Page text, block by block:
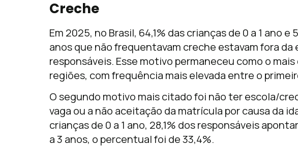
Creche
Em 2025, no Brasil, 64,1% das crianças de 0 a 1 ano e
anos que não frequentavam creche estavam fora da
responsáveis. Esse motivo permaneceu como o
regiões, com frequência mais elevada entre o
O segundo motivo mais citado foi não ter escola/
vaga ou a não aceitação da matrícula por causa da
crianças de 0 a 1 ano, 28,1% dos responsáveis
a 3 anos, o percentual foi de 33,4%.